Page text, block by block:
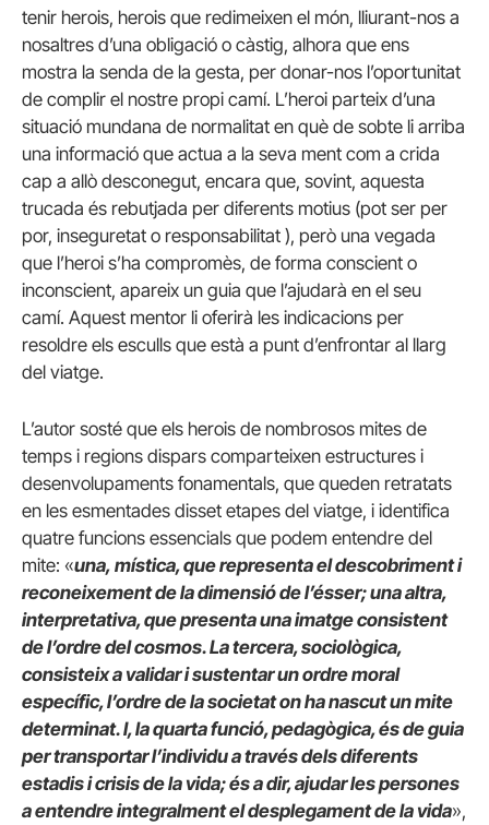
tenir herois, herois que redimeixen el món, lliurant-nos a
nosaltres d’una obligació o càstig, alhora que ens
mostra la senda de la gesta, per donar-nos l’oportunitat
de complir el nostre propi camí. L’heroi parteix d’una
situació mundana de normalitat en què de sobte li arriba
una informació que actua a la seva ment com a crida
cap a allò desconegut, encara que, sovint, aquesta
trucada és rebutjada per diferents motius (pot ser per
por, inseguretat o responsabilitat ), però una vegada
que l’heroi s’ha compromès, de forma conscient o
inconscient, apareix un guia que l’ajudarà en el seu
camí. Aquest mentor li oferirà les indicacions per
resoldre els esculls que està a punt d’enfrontar al llarg
del viatge.
L’autor sosté que els herois de nombrosos mites de
temps i regions dispars comparteixen estructures i
desenvolupaments fonamentals, que queden retratats
en les esmentades disset etapes del viatge, i identifica
quatre funcions essencials que podem entendre del
mite: «una, mística, que representa el descobriment i
reconeixement de la dimensió de l’ésser; una altra,
interpretativa, que presenta una imatge consistent
de l’ordre del cosmos. La tercera, sociològica,
consisteix a validar i sustentar un ordre moral
específic, l’ordre de la societat on ha nascut un mite
determinat. I, la quarta funció, pedagògica, és de guia
per transportar l’individu a través dels diferents
estadis i crisis de la vida; és a dir, ajudar les persones
a entendre integralment el desplegament de la vida»,